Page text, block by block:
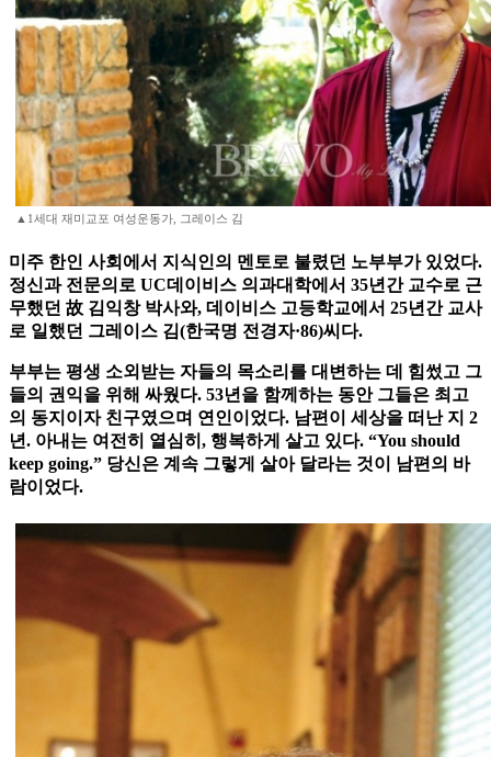
▲1세대 재미교포 여성운동가, 그레이스 김
미주 한인 사회에서 지식인의 멘토로 불렸던 노부부가 있었다.
정신과 전문의로 UC데이비스 의과대학에서 35년간 교수로 근
무했던 故 김익창 박사와, 데이비스 고등학교에서 25년간 교사
로 일했던 그레이스 김(한국명 전경자·86)씨다.
부부는 평생 소외받는 자들의 목소리를 대변하는 데 힘썼고 그
들의 권익을 위해 싸웠다. 53년을 함께하는 동안 그들은 최고
의 동지이자 친구였으며 연인이었다. 남편이 세상을 떠난 지 2
년. 아내는 여전히 열심히, 행복하게 살고 있다. “You should
keep going.” 당신은 계속 그렇게 살아 달라는 것이 남편의 바
람이었다.